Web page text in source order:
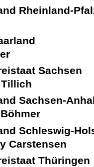
Rheinland-
Sachsen
Sachsen-
Schleswig-
Carstensen
Thüringen